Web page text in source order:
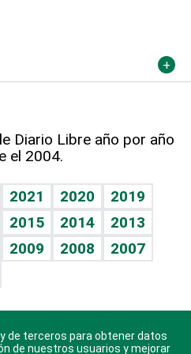
Diario Libre año por año
el 2004.
2021 2020
2019
2015 2014
2013
2009 2008
2007
para Android, iOS y
de terceros para obtener datos
de nuestros usuarios y mejorar